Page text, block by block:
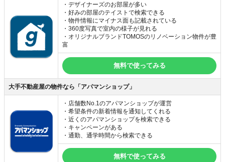
・デザイナーズのお部屋が多い
・好みの部屋のテイストで検索できる
・物件情報にマイナス面も記載されている
・360度写真で室内の様子が見れる
・オリジナルブランドTOMOSのリノベーション物件が豊
富
無料で使ってみる
大手不動産屋の物件なら「アパマンショップ」
・店舗数No.1のアパマンショップが運営
・希望条件の新着情報を通知してくれる
・近くのアパマンショップを検索できる
・キャンペーンがある
・通勤、通学時間から検索できる
無料で使ってみる